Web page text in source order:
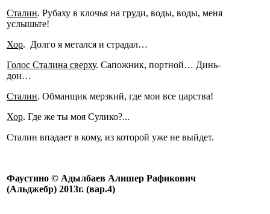
Сталин. Рубаху в клочья на груди, воды, воды, меня
услышьте!
Хор. Долго я метался и страдал…
Голос Сталина сверху. Сапожник, портной… Динь-
дон…
Сталин. Обманщик мерзкий, где мои все царства!
Хор. Где же ты моя Сулико?...
Сталин впадает в кому, из которой уже не выйдет.
Фаустино © Адылбаев Алишер Рафикович
(Альджебр) 2013г. (вар.4)